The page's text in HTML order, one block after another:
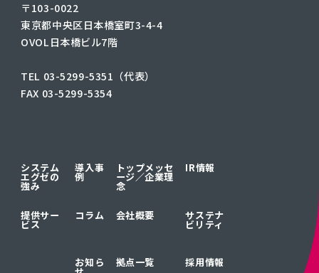
〒103-0022
東京都中央区日本橋室町3-4-4
OVOL日本橋ビル7階
TEL 03-5299-5351（代表）
FAX 03-5299-5354
システム
エグゼの
強み
提供サー
ビス
導入事
例
コラム
お知ら
トップメッセ
ージ／企業理
念
会社概要
拠点一覧
IR情報
サステナ
ビリティ
採用情報